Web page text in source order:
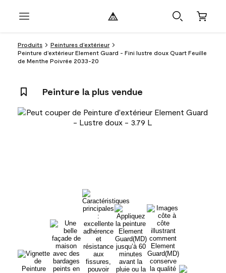
Produits
Peintures d’extérieur
Peinture d’extérieur Element Guard - Fini lustre doux Quart Feuille
de Menthe Poivrée 2033-20
Peinture la plus vendue